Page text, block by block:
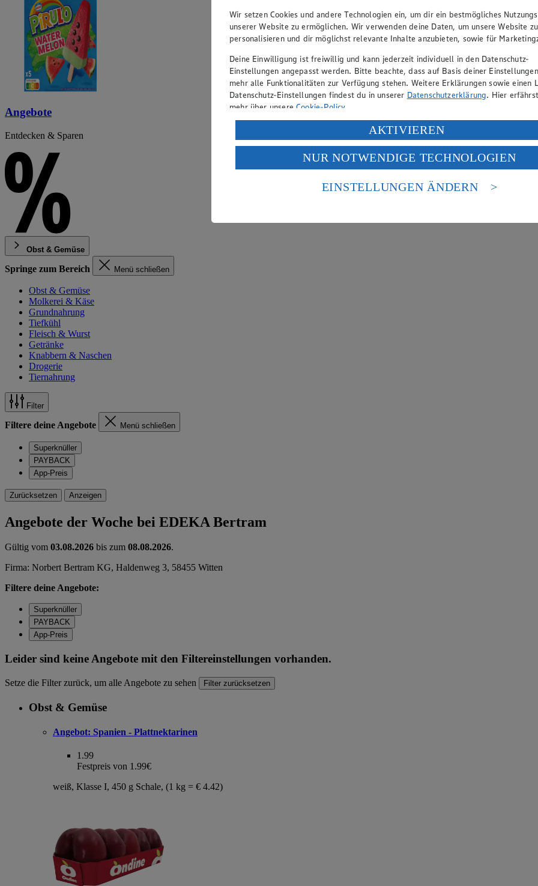
Angebote
Entdecken & Sparen
Obst & Gemüse
Springe zum Bereich Menü schließen
Obst & Gemüse
Molkerei & Käse
Grundnahrung
Tiefkühl
Fleisch & Wurst
Getränke
Knabbern & Naschen
Drogerie
Tiernahrung
Filter
Filtere deine Angebote Menü schließen
Superknüller
PAYBACK
App-Preis
Zurücksetzen Anzeigen
Angebote der Woche bei EDEKA Bertram
Gültig vom 03.08.2026 bis zum 08.08.2026.
Firma: Norbert Bertram KG, Haldenweg 3, 58455 Witten
Filtere deine Angebote:
Superknüller
PAYBACK
App-Preis
Leider sind keine Angebote mit den Filtereinstellungen vorhanden.
Setze die Filter zurück, um alle Angebote zu sehen Filter zurücksetzen
Obst & Gemüse
Angebot: Spanien - Plattnektarinen
1.99
Festpreis von 1.99€
weiß, Klasse I, 450 g Schale, (1 kg = € 4.42)
Wir setzen Cookies und andere Technologien ein, um dir ein bestmögliches
unserer Website zu ermöglichen. Wir verwenden deine Daten, um unsere Website zu
personalisieren und dir möglichst relevante Inhalte anzubieten, sowie für
Deine Einwilligung ist freiwillig und kann jederzeit individuell in den Datenschutz-
Einstellungen angepasst werden. Bitte beachte, dass auf Basis deiner
mehr alle Funktionalitäten zur Verfügung stehen. Weitere Erklärungen sowie einen
Datenschutz-Einstellungen findest du in unserer Datenschutzerklärung. Hier
mehr über unsereCookie-Policy.
Verarbeitung deiner personenbezogenen Daten in den USA durch Facebook und
Wenn du auf „Aktivieren“ klickst, willigst du im Sinne des Art. 49 Abs. 1 Satz 1 lit.
ein, dass deine Daten in den USA verarbeitet werden. Der EuGH sieht die USA als
einem nach europäischen Standards nicht angemessenen Datenschutzniveau an. Es
Risiko eines Zugriffs durch US-amerikanische Behörden.
AKTIVIEREN
NUR NOTWENDIGE TECHNOLOGIEN
EINSTELLUNGEN ÄNDERN